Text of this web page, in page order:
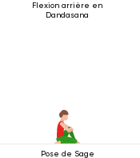
Flexion arrière en
Dandasana
Pose de Sage